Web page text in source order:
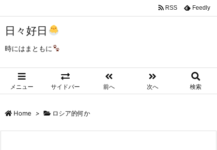
日々好日
時にはまともに
メニュー サイドバー 前へ 次へ 検索
RSS Feedly
Home > ロシア的何か